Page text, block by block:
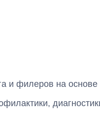
и филеров на основе